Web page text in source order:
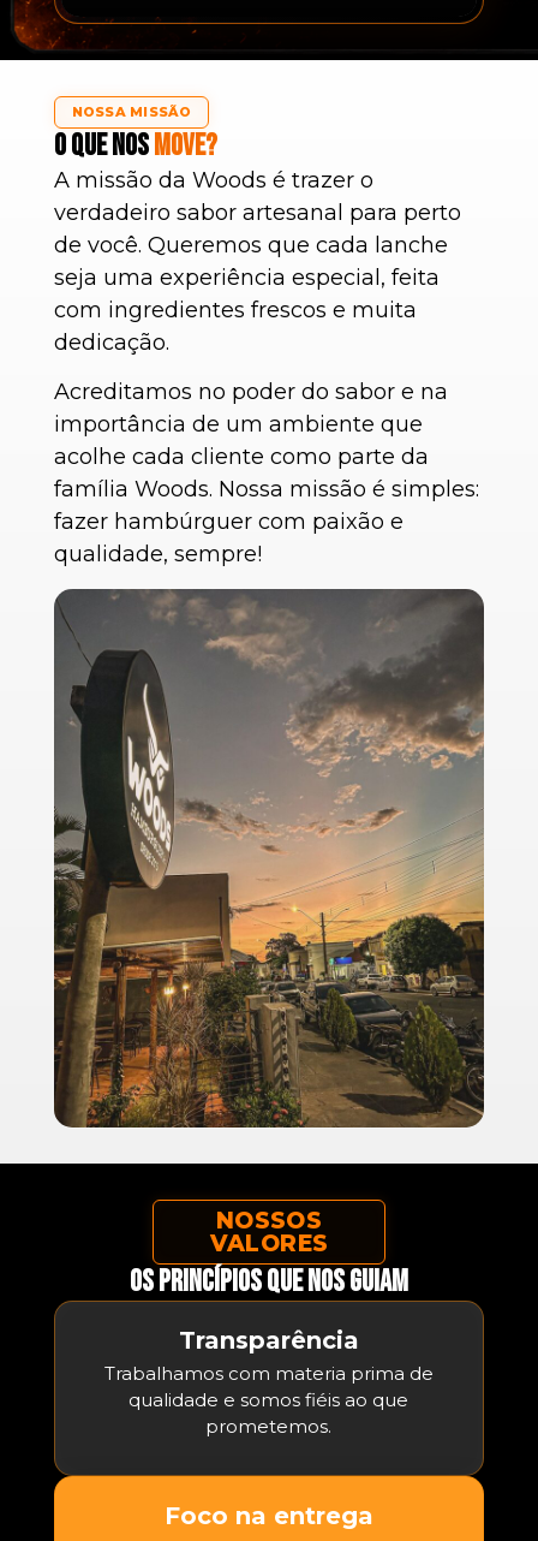
NOSSA MISSÃO
O que nosmove?
A missão da Woods é trazer o
verdadeiro sabor artesanal para perto
de você. Queremos que cada lanche
seja uma experiência especial, feita
com ingredientes frescos e muita
dedicação.
Acreditamos no poder do sabor e na
importância de um ambiente que
acolhe cada cliente como parte da
família Woods. Nossa missão é simples:
fazer hambúrguer com paixão e
qualidade, sempre!
NOSSOS
VALORES
Os princípios que nos guiam
Transparência
Trabalhamos com materia prima de
qualidade e somos fiéis ao que
prometemos.
Foco na entrega